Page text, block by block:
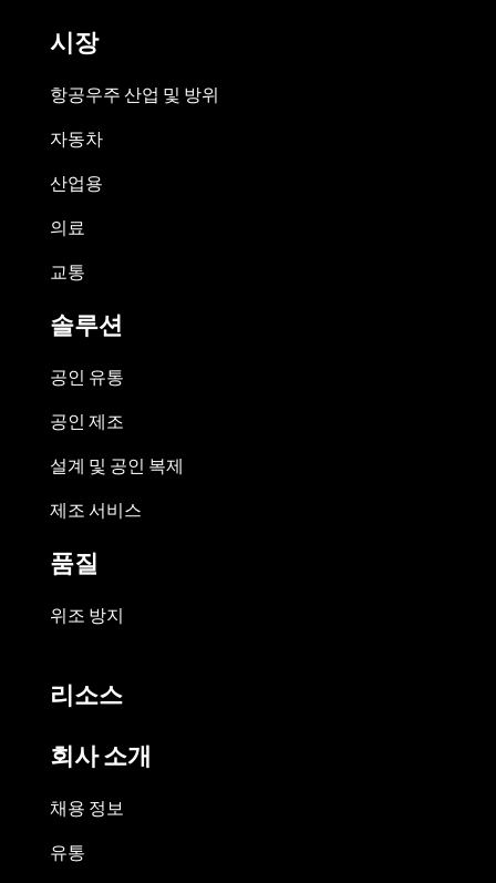
시장
항공우주 산업 및 방위
자동차
산업용
의료
교통
솔루션
공인 유통
공인 제조
설계 및 공인 복제
제조 서비스
품질
위조 방지
리소스
회사 소개
채용 정보
유통